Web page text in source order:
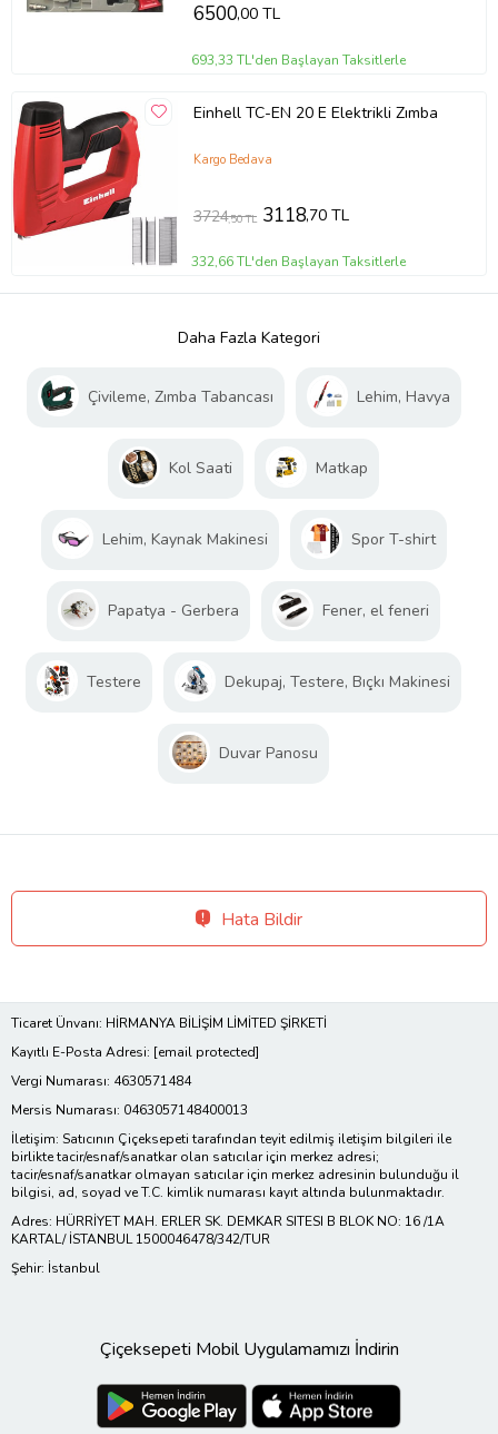
6500,00 TL
693,33 TL'den Başlayan Taksitlerle
Einhell TC-EN 20 E Elektrikli Zımba
Kargo Bedava
3724,50 TL 3118,70 TL
332,66 TL'den Başlayan Taksitlerle
Daha Fazla Kategori
Çivileme, Zımba Tabancası Lehim, Havya
Kol Saati Matkap
Lehim, Kaynak Makinesi Spor T-shirt
Papatya - Gerbera Fener, el feneri
Testere Dekupaj, Testere, Bıçkı Makinesi
Duvar Panosu
Hata Bildir
Ticaret Ünvanı: HİRMANYA BİLİŞİM LİMİTED ŞİRKETİ
Kayıtlı E-Posta Adresi: [email protected]
Vergi Numarası: 4630571484
Mersis Numarası: 0463057148400013
İletişim: Satıcının Çiçeksepeti tarafından teyit edilmiş iletişim bilgileri ile
birlikte tacir/esnaf/sanatkar olan satıcılar için merkez adresi;
tacir/esnaf/sanatkar olmayan satıcılar için merkez adresinin bulunduğu il
bilgisi, ad, soyad ve T.C. kimlik numarası kayıt altında bulunmaktadır.
Adres: HÜRRİYET MAH. ERLER SK. DEMKAR SITESI B BLOK NO: 16 /1A
KARTAL/ İSTANBUL 1500046478/342/TUR
Şehir: İstanbul
Çiçeksepeti Mobil Uygulamamızı İndirin